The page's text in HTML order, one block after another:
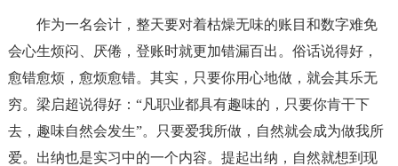
作为一名会计，整天要对着枯燥无味的账目和数字难免
会心生烦闷、厌倦，登账时就更加错漏百出。俗话说得好，
愈错愈烦，愈烦愈错。其实，只要你用心地做，就会其乐无
穷。梁启超说得好：“凡职业都具有趣味的，只要你肯干下
去，趣味自然会发生”。只要爱我所做，自然就会成为做我所
爱。出纳也是实习中的一个内容。提起出纳，自然就想到现